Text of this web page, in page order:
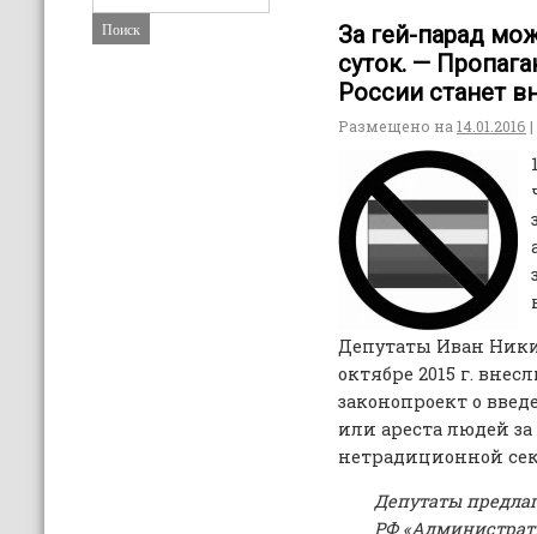
За гей-парад
суток. —
России станет
Размещено на 14.01.2016 |
Депутаты Иван
октябре 2015 г.
законопроект о
или ареста людей
нетрадиционной
Депутаты
РФ